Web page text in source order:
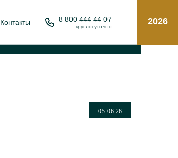
2026
Контакты 8 800 444 44 07
круглосуточно
05.06.26